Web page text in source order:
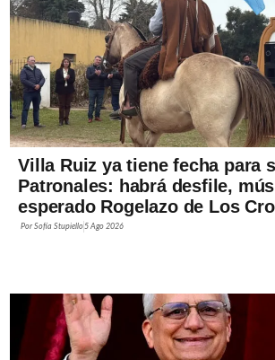
Villa Ruiz ya tiene fecha para
Patronales: habrá desfile,
esperado Rogelazo de Los
PorSofía Stupiello5 Ago 2026